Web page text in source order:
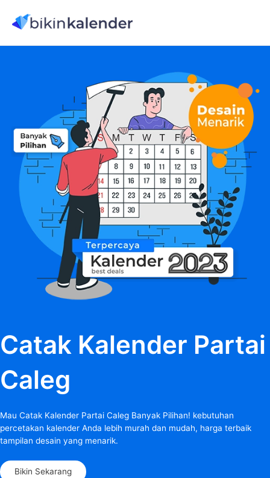
konten
Catak Kalender Partai
Caleg
Mau Catak Kalender Partai Caleg Banyak Pilihan! kebutuhan
percetakan kalender Anda lebih murah dan mudah, harga terbaik
tampilan desain yang menarik.
Bikin Sekarang